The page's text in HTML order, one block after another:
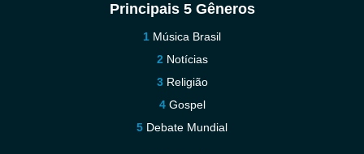
Principais 5 Gêneros
Música Brasil
Notícias
Religião
Gospel
Debate Mundial